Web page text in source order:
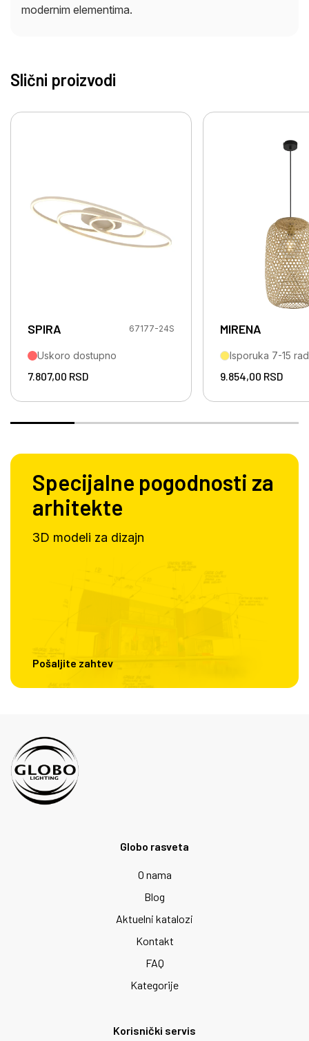
modernim elementima.
Slični proizvodi
SPIRA 67177-24S
Uskoro dostupno
7.807,00 RSD
MIRENA
Isporuka 7-15
9.854,00 RSD
Specijalne pogodnosti za
arhitekte
3D modeli za dizajn
Pošaljite zahtev
Globo rasveta
O nama
Blog
Aktuelni katalozi
Kontakt
FAQ
Kategorije
Korisnički servis